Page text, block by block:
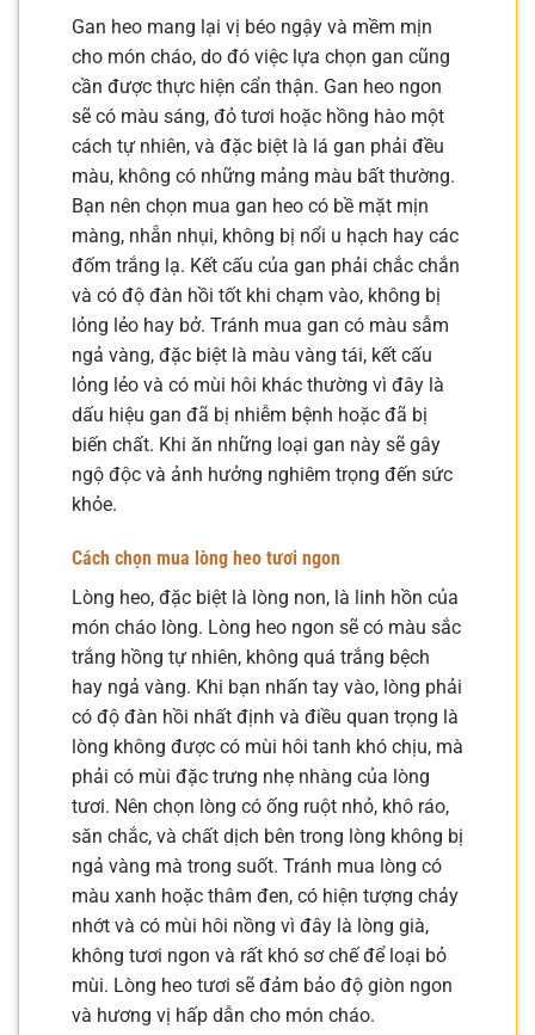
Gan heo mang lại vị béo ngậy và mềm mịn
cho món cháo, do đó việc lựa chọn gan cũng
cần được thực hiện cẩn thận. Gan heo ngon
sẽ có màu sáng, đỏ tươi hoặc hồng hào một
cách tự nhiên, và đặc biệt là lá gan phải đều
màu, không có những mảng màu bất thường.
Bạn nên chọn mua gan heo có bề mặt mịn
màng, nhẵn nhụi, không bị nổi u hạch hay các
đốm trắng lạ. Kết cấu của gan phải chắc chắn
và có độ đàn hồi tốt khi chạm vào, không bị
lỏng lẻo hay bở. Tránh mua gan có màu sẫm
ngả vàng, đặc biệt là màu vàng tái, kết cấu
lỏng lẻo và có mùi hôi khác thường vì đây là
dấu hiệu gan đã bị nhiễm bệnh hoặc đã bị
biến chất. Khi ăn những loại gan này sẽ gây
ngộ độc và ảnh hưởng nghiêm trọng đến sức
khỏe.
Cách chọn mua lòng heo tươi ngon
Lòng heo, đặc biệt là lòng non, là linh hồn của
món cháo lòng. Lòng heo ngon sẽ có màu sắc
trắng hồng tự nhiên, không quá trắng bệch
hay ngả vàng. Khi bạn nhấn tay vào, lòng phải
có độ đàn hồi nhất định và điều quan trọng là
lòng không được có mùi hôi tanh khó chịu, mà
phải có mùi đặc trưng nhẹ nhàng của lòng
tươi. Nên chọn lòng có ống ruột nhỏ, khô ráo,
săn chắc, và chất dịch bên trong lòng không bị
ngả vàng mà trong suốt. Tránh mua lòng có
màu xanh hoặc thâm đen, có hiện tượng chảy
nhớt và có mùi hôi nồng vì đây là lòng già,
không tươi ngon và rất khó sơ chế để loại bỏ
mùi. Lòng heo tươi sẽ đảm bảo độ giòn ngon
và hương vị hấp dẫn cho món cháo.